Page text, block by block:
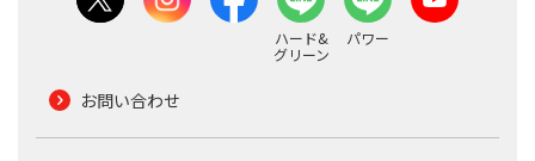
ハード&
グリーン
パワー
お問い合わせ